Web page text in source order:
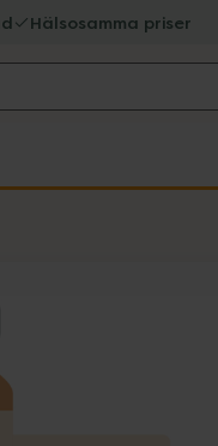
Hälsosamma priser